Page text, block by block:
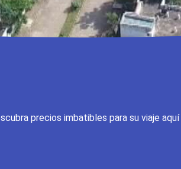
precios imbatibles para su viaje